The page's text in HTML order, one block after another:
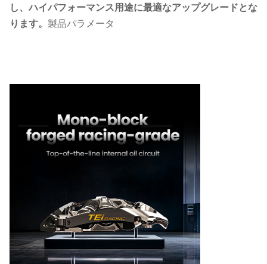
し、ハイパフォーマンス用途に最適なアップグレードとな
ります。 製品パラメータ